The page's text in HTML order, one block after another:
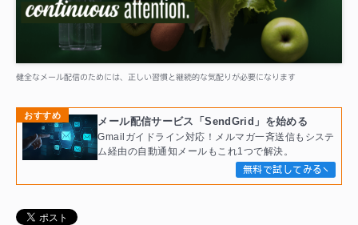
健全なメール配信のためには、正しい習慣と継続的な気配りが必要になります
おすすめ
メール配信サービス「SendGrid」を始める
Gmailガイドライン対応！メルマガ一斉送信もシステ
ム経由の自動通知メールもこれ1つで解決。
無料で試してみる